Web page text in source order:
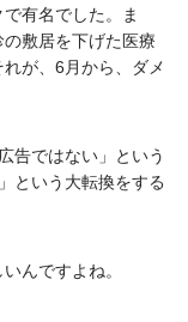
有名でした。ま
敷居を下げた医療
が、6月から、ダメ
告ではない」という
という大転換をする
んですよね。